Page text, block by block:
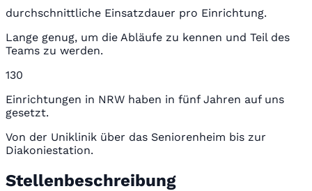
durchschnittliche Einsatzdauer pro Einrichtung.
Lange genug, um die Abläufe zu kennen und Teil des
Teams zu werden.
130
Einrichtungen in NRW haben in fünf Jahren auf uns
gesetzt.
Von der Uniklinik über das Seniorenheim bis zur
Diakoniestation.
Stellenbeschreibung